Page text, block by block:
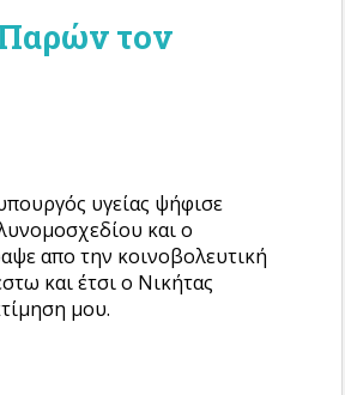
τον
υγείας ψήφισε
και ο
απο την κοινοβολευτική
και έτσι ο Νικήτας
μου.